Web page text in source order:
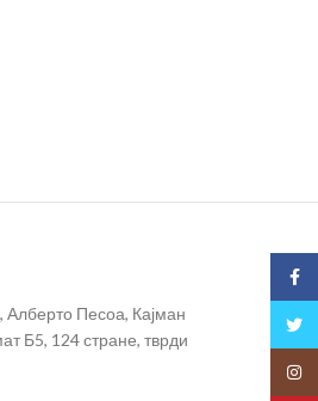
Алберто Песоа, Кајман
Б5, 124 стране, тврди